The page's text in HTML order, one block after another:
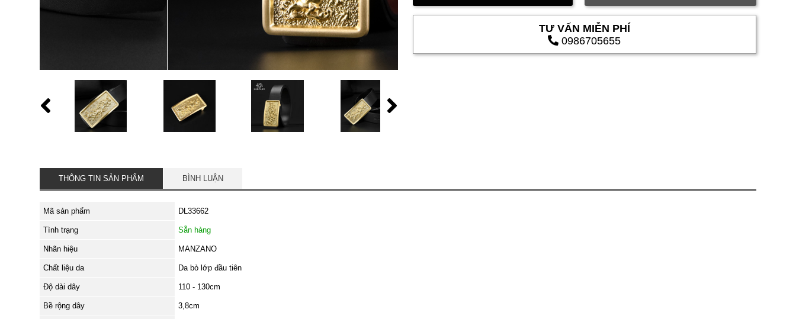
TƯ VẤN MIỄN PHÍ
0986705655
THÔNG TIN SẢN PHẨM BÌNH LUẬN
Mã sản phẩm DL33662
Tình trạng Sẵn hàng
Nhãn hiệu MANZANO
Chất liệu da Da bò lớp đầu tiên
Độ dài dây 110 - 130cm
Bề rộng dây 3,8cm